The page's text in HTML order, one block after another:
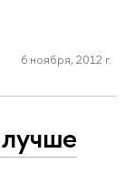
6 ноября, 2012 г.